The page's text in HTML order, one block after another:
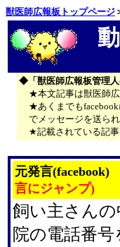
獣医師広報板トップページ
◆「獣医師広報板管理
★本文記事は獣医師
★あくまでも
でメッセージを送ら
★記載されている記事
元発言(facebook)
言にジャンプ)
飼い主さん
院の電話番号